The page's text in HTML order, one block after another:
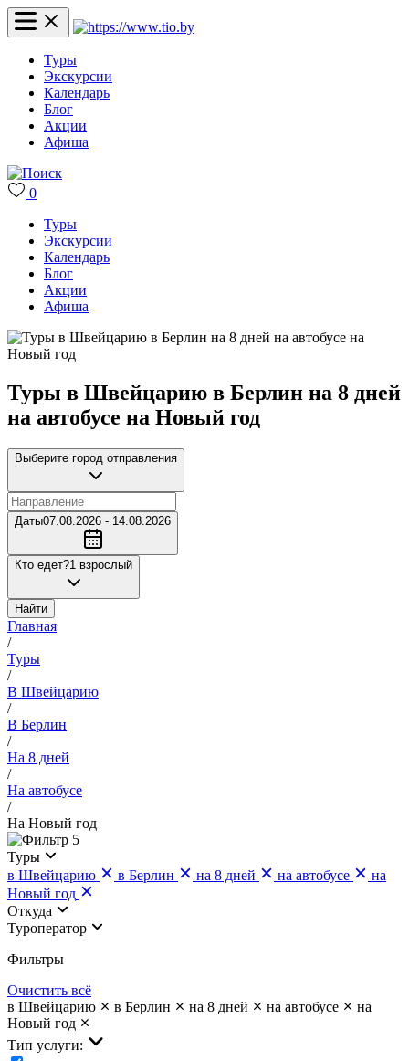
Туры
Экскурсии
Календарь
Блог
Акции
Афиша
0
Туры
Экскурсии
Календарь
Блог
Акции
Афиша
Туры в Швейцарию в Берлин на 8 дней
на автобусе на Новый год
Выберите город отправления
Даты07.08.2026 - 14.08.2026
Кто едет?1 взрослый
Найти
Главная
/
Туры
/
В Швейцарию
/
В Берлин
/
На 8 дней
/
На автобусе
/
На Новый год
5
Туры
в Швейцарию
в Берлин на 8 дней на автобусе
на
Новый год
Откуда
Туроператор
Фильтры
Очистить всё
в Швейцарию
в Берлин на 8 дней на автобусе
на
Новый год
Тип услуги: